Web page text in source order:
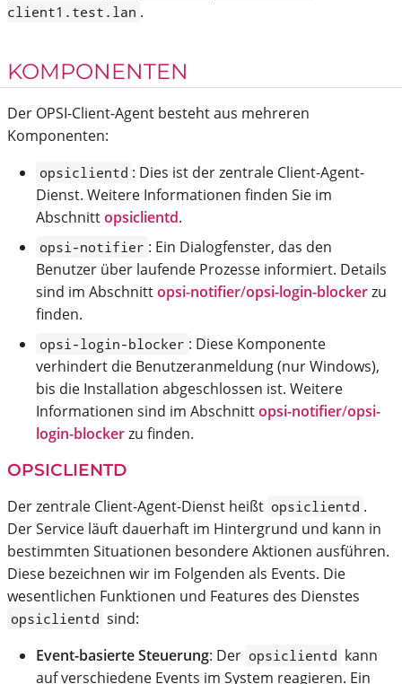
client1.test.lan .
KOMPONENTEN
Der OPSI-Client-Agent besteht aus mehreren
Komponenten:
opsiclientd : Dies ist der zentrale Client-Agent-
Dienst. Weitere Informationen finden Sie im
Abschnittopsiclientd.
opsi-notifier : Ein Dialogfenster, das den
Benutzer über laufende Prozesse informiert. Details
sind im Abschnittopsi-notifier/opsi-login-blockerzu
finden.
opsi-login-blocker : Diese Komponente
verhindert die Benutzeranmeldung (nur Windows),
bis die Installation abgeschlossen ist. Weitere
Informationen sind im Abschnittopsi-notifier/opsi-
login-blockerzu finden.
OPSICLIENTD
Der zentrale Client-Agent-Dienst heißt opsiclientd .
Der Service läuft dauerhaft im Hintergrund und kann in
bestimmten Situationen besondere Aktionen ausführen.
Diese bezeichnen wir im Folgenden als Events. Die
wesentlichen Funktionen und Features des Dienstes
opsiclientd sind:
Event-basierte Steuerung: Der opsiclientd kann
auf verschiedene Events im System reagieren. Ein